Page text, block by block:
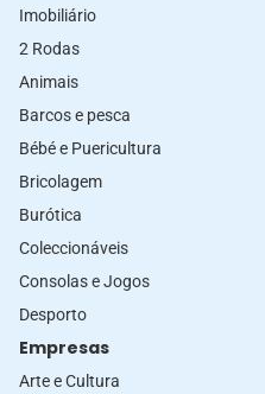
Imobiliário
2 Rodas
Animais
Barcos e pesca
Bébé e Puericultura
Bricolagem
Burótica
Coleccionáveis
Consolas e Jogos
Desporto
Empresas
Arte e Cultura